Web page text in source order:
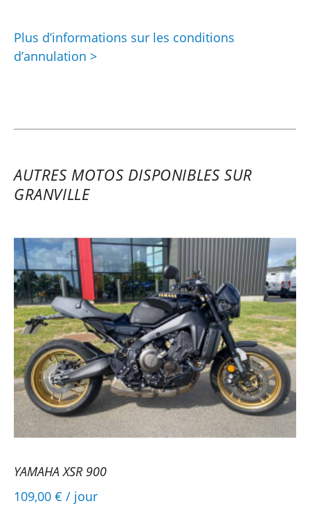
Plus d’informations sur les conditions
d’annulation >
AUTRES MOTOS DISPONIBLES SUR
GRANVILLE
YAMAHA XSR 900
109,00 € / jour